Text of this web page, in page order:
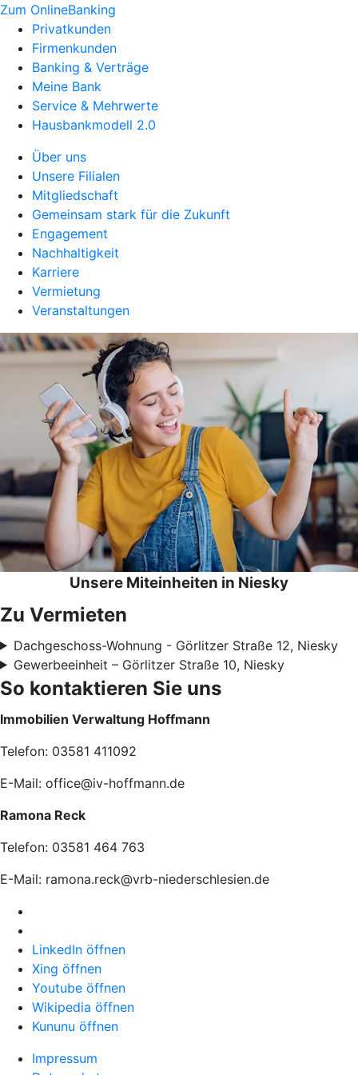
Zum OnlineBanking
Privatkunden
Firmenkunden
Banking & Verträge
Meine Bank
Service & Mehrwerte
Hausbankmodell 2.0
Über uns
Unsere Filialen
Mitgliedschaft
Gemeinsam stark für die Zukunft
Engagement
Nachhaltigkeit
Karriere
Vermietung
Veranstaltungen
Unsere Miteinheiten in Niesky
Zu Vermieten
Dachgeschoss-Wohnung - Görlitzer Straße 12, Niesky
Gewerbeeinheit – Görlitzer Straße 10, Niesky
So kontaktieren Sie uns
Immobilien Verwaltung Hoffmann
Telefon: 03581 411092
E-Mail: office@iv-hoffmann.de
Ramona Reck
Telefon: 03581 464 763
E-Mail: ramona.reck@vrb-niederschlesien.de
LinkedIn öffnen
Xing öffnen
Youtube öffnen
Wikipedia öffnen
Kununu öffnen
Impressum